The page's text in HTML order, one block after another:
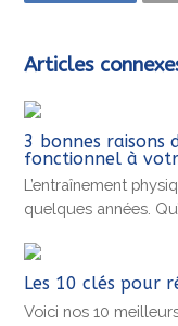
Articles
3 bonnes raisons
fonctionnel à
L’entraînement
quelques années.
Les 10 clés pour
Voici nos 10